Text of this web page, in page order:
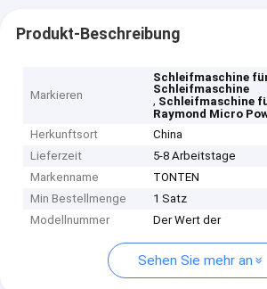
Produkt-Beschreibung
Markieren
Schleifmaschine
Schleifmaschine
, Schleifmaschine
Raymond Micro
Herkunftsort
China
Lieferzeit
5-8 Arbeitstage
Markenname
TONTEN
Min Bestellmenge
1 Satz
Modellnummer
Der Wert der
Sehen Sie mehr an